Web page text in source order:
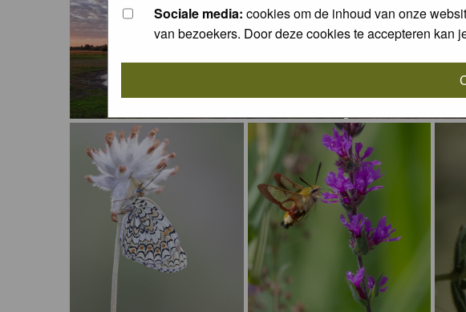
Sociale media: cookies om de inhoud van onze
van bezoekers. Door deze cookies te accepteren kan